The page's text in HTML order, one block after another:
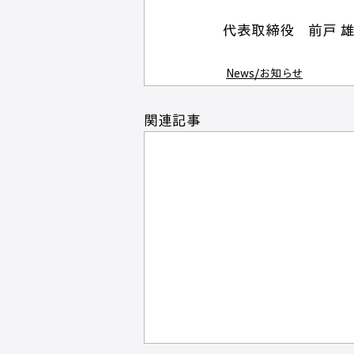
代表取締役　前戸
News/お知らせ
関連記事